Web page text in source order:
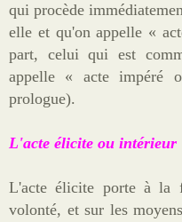
qui procède
elle et qu'on appelle «
part, celui qui est
appelle « acte impéré
prologue).
L'acte élicite ou intérieur
L'acte élicite porte à
volonté, et sur les